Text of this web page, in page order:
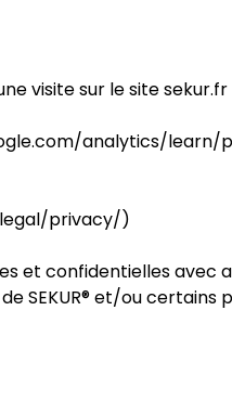
visite sur le site sekur.fr
analytics/learn/
legal/privacy/)
et confidentielles avec
SEKUR® et/ou certains